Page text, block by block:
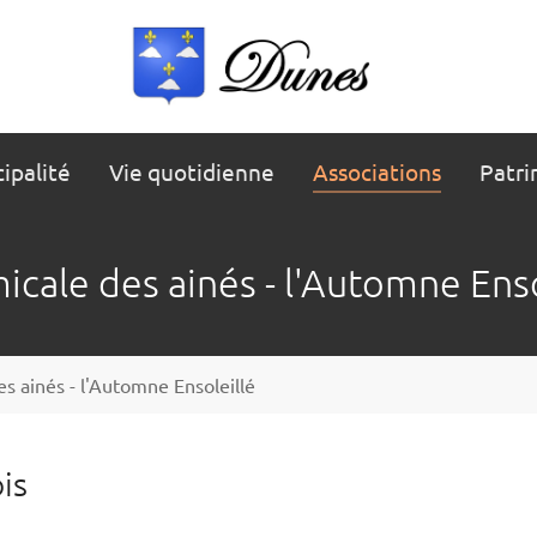
Vie quotidienne Associations
des ainés - l'Automne
ainés - l'Automne Ensoleillé